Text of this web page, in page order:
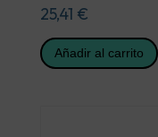
25,41 €
Añadir al carrito